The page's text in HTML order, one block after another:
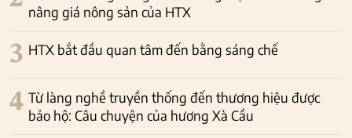
nâng giá nông sản của HTX
3 HTX bắt đầu quan tâm đến bằng sáng chế
4 Từ làng nghề truyền thống đến thương hiệu được
bảo hộ: Câu chuyện của hương Xà Cầu